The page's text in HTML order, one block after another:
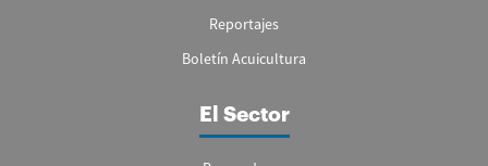
Reportajes
Boletín Acuicultura
El Sector